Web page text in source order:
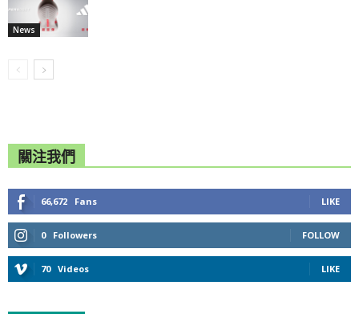
News
關注我們
66,672 Fans LIKE
0 Followers FOLLOW
70 Videos LIKE